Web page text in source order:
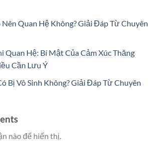
Quan Hệ Không? Giải Đáp Từ Chuyên
Quan Hệ: Bí Mật Của Cảm Xúc Thăng
Cần Lưu Ý
Bị Vô Sinh Không? Giải Đáp Từ Chuyên
nào để hiển thị.